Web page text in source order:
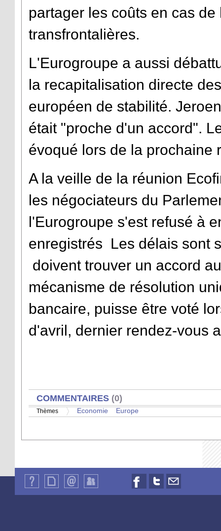
partager les coûts en cas
transfrontalières.
L'Eurogroupe a aussi
la recapitalisation directe
européen de stabilité.
était "proche d'un accord".
évoqué lors de la prochaine
A la veille de la réunion
les négociateurs du Par
l'Eurogroupe s'est refusé à
enregistrés Les délais sont
doivent trouver un accord
mécanisme de résolution
bancaire, puisse être voté
d'avril, dernier rendez-vous
AFFICHER
COMMENTAIRES (0)
Thèmes Economie Europe